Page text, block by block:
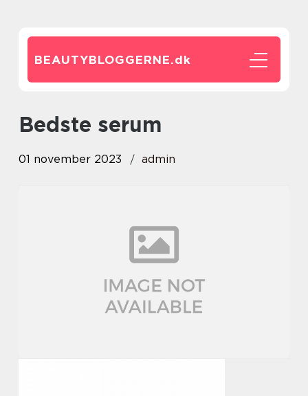
BEAUTYBLOGGERNE.dk
bedste serum
01 november 2023 admin